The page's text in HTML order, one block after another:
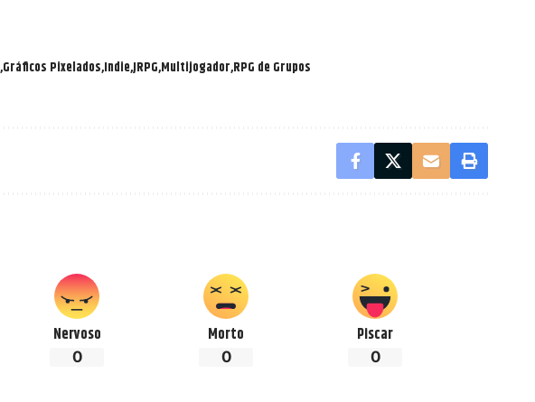
Gráficos PixeladosIndieJRPGMultijogadorRPG de Grupos
Nervoso
0
Morto
0
Piscar
0